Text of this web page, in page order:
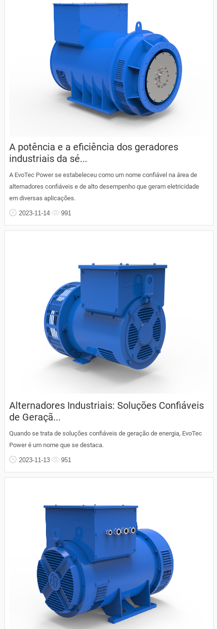
A potência e a eficiência dos geradores
industriais da sé...
A EvoTec Power se estabeleceu como um nome confiável na área de
alternadores confiáveis e de alto desempenho que geram eletricidade
em diversas aplicações.
2023-11-14 991
Alternadores Industriais: Soluções Confiáveis
de Geraçã...
Quando se trata de soluções confiáveis de geração de energia, EvoTec
Power é um nome que se destaca.
2023-11-13 951